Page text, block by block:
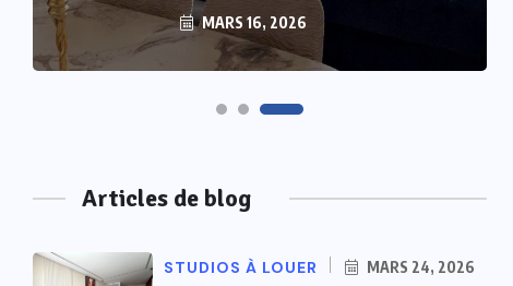
MARS 16, 2026
Articles de blog
STUDIOS À LOUER MARS 24, 2026